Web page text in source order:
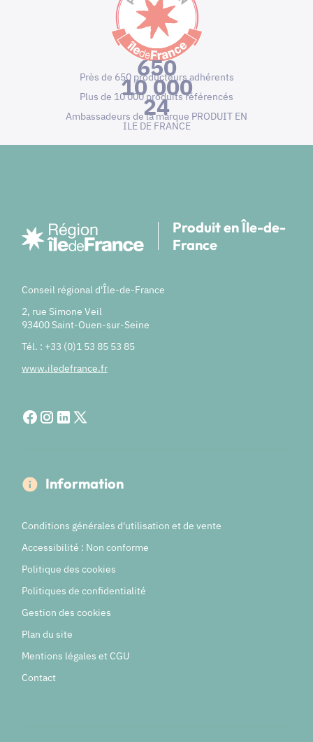
650
Près de 650 producteurs adhérents
10 000
Plus de 10 000 produits référencés
24
Ambassadeurs de la marque PRODUIT EN
ILE DE FRANCE
Produit en Île-de-
France
Conseil régional d'Île-de-France
2, rue Simone Veil
93400 Saint-Ouen-sur-Seine
Tél. : +33 (0)1 53 85 53 85
www.iledefrance.fr
Information
Conditions générales d'utilisation et de vente
Accessibilité : Non conforme
Politique des cookies
Politiques de confidentialité
Gestion des cookies
Plan du site
Mentions légales et CGU
Contact